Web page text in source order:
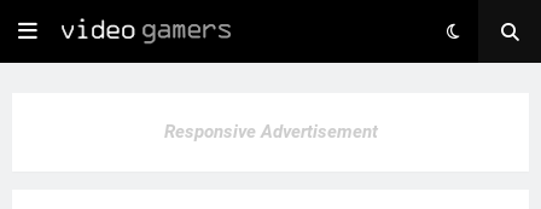
Responsive Advertisement